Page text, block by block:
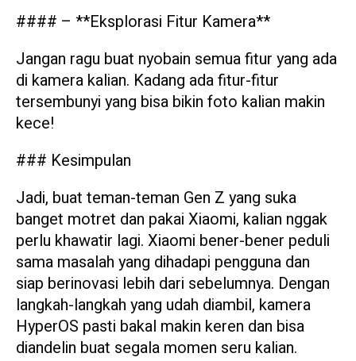
#### – **Eksplorasi Fitur Kamera**
Jangan ragu buat nyobain semua fitur yang ada
di kamera kalian. Kadang ada fitur-fitur
tersembunyi yang bisa bikin foto kalian makin
kece!
### Kesimpulan
Jadi, buat teman-teman Gen Z yang suka
banget motret dan pakai Xiaomi, kalian nggak
perlu khawatir lagi. Xiaomi bener-bener peduli
sama masalah yang dihadapi pengguna dan
siap berinovasi lebih dari sebelumnya. Dengan
langkah-langkah yang udah diambil, kamera
HyperOS pasti bakal makin keren dan bisa
diandelin buat segala momen seru kalian.